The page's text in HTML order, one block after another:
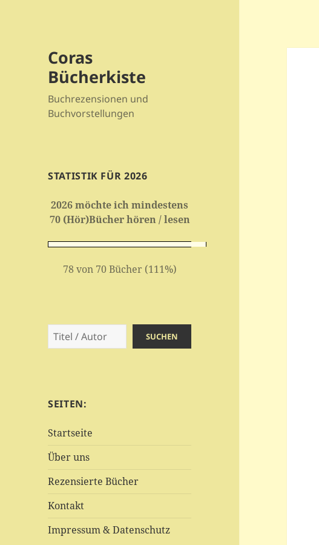
Coras
Bücherkiste
Buchrezensionen und
Buchvorstellungen
STATISTIK FÜR 2026
2026 möchte ich mindestens
70 (Hör)Bücher hören / lesen
78 von 70 Bücher (111%)
Suchen SUCHEN
SEITEN:
Startseite
Über uns
Rezensierte Bücher
Kontakt
Impressum & Datenschutz